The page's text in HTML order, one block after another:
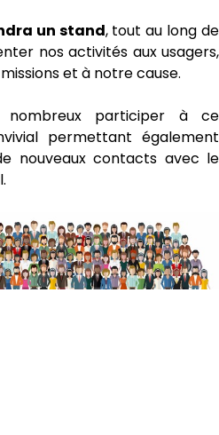
un stand, tout au long de
nos activités aux usagers,
et à notre cause.
nombreux participer à ce
permettant également
nouveaux contacts avec le